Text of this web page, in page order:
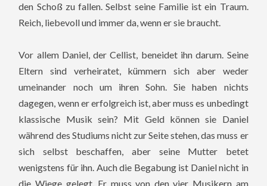
den Schoß zu fallen. Selbst seine Familie ist ein Traum.
Reich, liebevoll und immer da, wenn er sie braucht.
Vor allem Daniel, der Cellist, beneidet ihn darum. Seine
Eltern sind verheiratet, kümmern sich aber weder
umeinander noch um ihren Sohn. Sie haben nichts
dagegen, wenn er erfolgreich ist, aber muss es unbedingt
klassische Musik sein? Mit Geld können sie Daniel
während des Studiums nicht zur Seite stehen, das muss er
sich selbst beschaffen, aber seine Mutter betet
wenigstens für ihn. Auch die Begabung ist Daniel nicht in
die Wiege gelegt. Er muss von den vier Musikern am